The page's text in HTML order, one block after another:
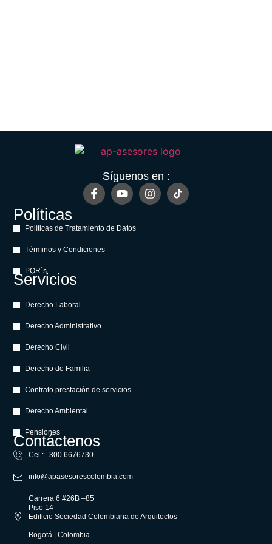
Síguenos en :
Políticas
Políticas de Tratamiento de Datos
Términos y Condiciones
PQR´s
Servicios
Derecho Laboral
Derecho Administrativo
Derecho Civil
Derecho de Familia
Contrato prestación de servicios
Derecho Ambiental
Pensiones
Contáctenos
Cel.: 300 6676730
info@apasesorescolombia.com
Carrera 6 #26B –85
Piso 14
Edificio Sociedad Colombiana de Arquitectos
Bogotá | Colombia